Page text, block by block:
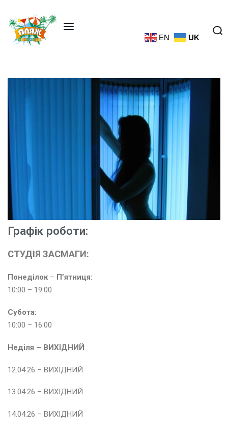
EN UK
Графік роботи:
СТУДІЯ ЗАСМАГИ:
Понеділок– П’ятниця:
10:00 – 19:00
Субота:
10:00 – 16:00
Неділя – ВИХІДНИЙ
12.04.26 – ВИХІДНИЙ
13.04.26 – ВИХІДНИЙ
14.04.26 – ВИХІДНИЙ